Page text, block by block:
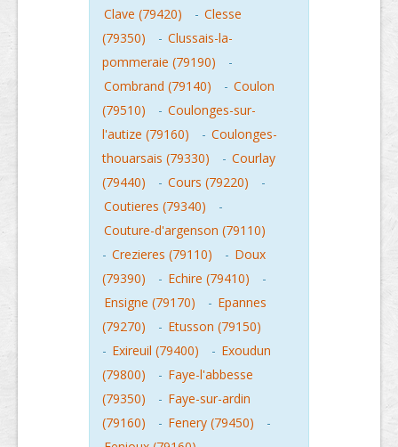
Clave (79420) - Clesse
(79350)
- Clussais-la-
pommeraie (79190)
-
Combrand (79140)
- Coulon
(79510)
- Coulonges-sur-
l'autize (79160)
- Coulonges-
thouarsais (79330)
- Courlay
(79440)
- Cours (79220)
-
Coutieres (79340)
-
Couture-d'argenson (79110)
- Crezieres (79110) - Doux
(79390)
- Echire (79410)
-
Ensigne (79170)
- Epannes
(79270)
- Etusson (79150)
- Exireuil (79400) - Exoudun
(79800)
- Faye-l'abbesse
(79350)
- Faye-sur-ardin
(79160)
- Fenery (79450)
-